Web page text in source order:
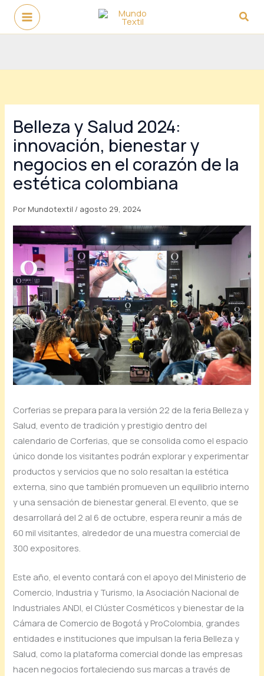
contenido
Belleza y Salud 2024:
innovación, bienestar y
negocios en el corazón de la
estética colombiana
Por Mundotextil / agosto 29, 2024
Corferias se prepara para la versión 22 de la feria Belleza y
Salud, evento de tradición y prestigio dentro del
calendario de Corferias, que se consolida como el espacio
único donde los visitantes podrán explorar y experimentar
productos y servicios que no solo resaltan la estética
externa, sino que también promueven un equilibrio interno
y una sensación de bienestar general. El evento, que se
desarrollará del 2 al 6 de octubre, espera reunir a más de
60 mil visitantes, alrededor de una muestra comercial de
300 expositores.
Este año, el evento contará con el apoyo del Ministerio de
Comercio, Industria y Turismo, la Asociación Nacional de
Industriales ANDI, el Clúster Cosméticos y bienestar de la
Cámara de Comercio de Bogotá y ProColombia, grandes
entidades e instituciones que impulsan la feria Belleza y
Salud, como la plataforma comercial donde las empresas
hacen negocios fortaleciendo sus marcas a través de